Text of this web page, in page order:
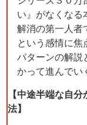
い』がなくなる
解消の第一人者
という感情に
パターンの解説
かって進んでい
【中途半端な自
法】